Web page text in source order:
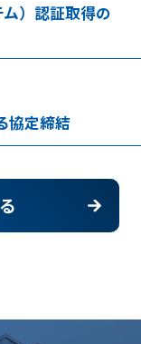
）認証取得の
協定締結